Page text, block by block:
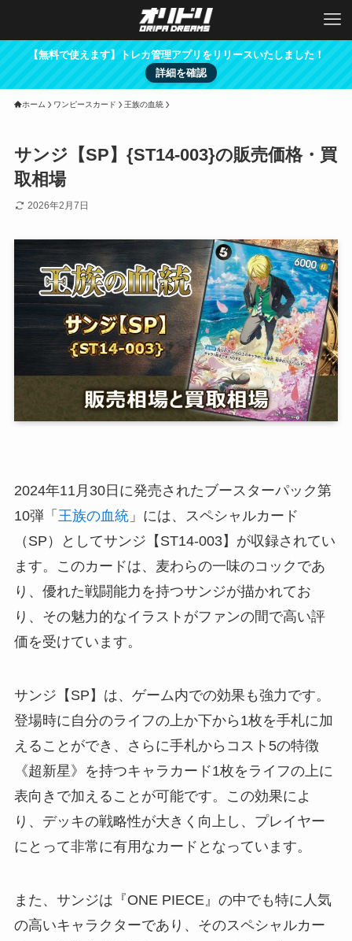
【無料で使えます】トレカ管理アプリをリリースいたしました！
詳細を確認
ホーム ワンピースカード 王族の血統
サンジ【SP】{ST14-003}の販売価格・買
取相場
2026年2月7日
2024年11月30日に発売されたブースターパック第
10弾「 王族の血統」には、スペシャルカード
（SP）としてサンジ【ST14-003】が収録されてい
ます。このカードは、麦わらの一味のコックであ
り、優れた戦闘能力を持つサンジが描かれてお
り、その魅力的なイラストがファンの間で高い評
価を受けています。
サンジ【SP】は、ゲーム内での効果も強力です。
登場時に自分のライフの上か下から1枚を手札に加
えることができ、さらに手札からコスト5の特徴
《超新星》を持つキャラカード1枚をライフの上に
表向きで加えることが可能です。この効果によ
り、デッキの戦略性が大きく向上し、プレイヤー
にとって非常に有用なカードとなっています。
また、サンジは『ONE PIECE』の中でも特に人気
の高いキャラクターであり、そのスペシャルカー